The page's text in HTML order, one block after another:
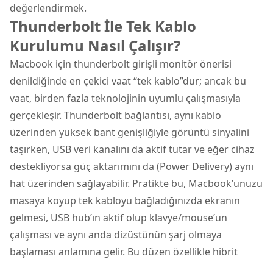
değerlendirmek.
Thunderbolt İle Tek Kablo
Kurulumu Nasıl Çalışır?
Macbook için thunderbolt girişli monitör önerisi
denildiğinde en çekici vaat “tek kablo”dur; ancak bu
vaat, birden fazla teknolojinin uyumlu çalışmasıyla
gerçekleşir. Thunderbolt bağlantısı, aynı kablo
üzerinden yüksek bant genişliğiyle görüntü sinyalini
taşırken, USB veri kanalını da aktif tutar ve eğer cihaz
destekliyorsa güç aktarımını da (Power Delivery) aynı
hat üzerinden sağlayabilir. Pratikte bu, Macbook’unuzu
masaya koyup tek kabloyu bağladığınızda ekranın
gelmesi, USB hub’ın aktif olup klavye/mouse’un
çalışması ve aynı anda dizüstünün şarj olmaya
başlaması anlamına gelir. Bu düzen özellikle hibrit